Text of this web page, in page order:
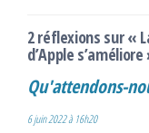
2 réflexions sur «
d’Apple s’améliore
Qu'attendons-
6 juin 2022 à 16h20